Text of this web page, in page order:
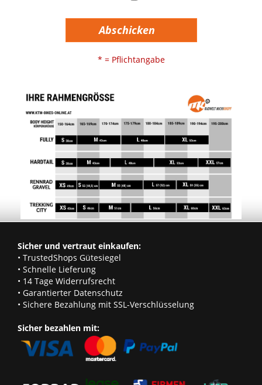
Abschicken
* = Pflichtangabe
Sicher und vertraut einkaufen:
• TrustedShops Gütesiegel
• Schnelle Lieferung
• 14 Tage Widerrufsrecht
• Garantierter Datenschutz
• Sichere Bezahlung mit SSL-Verschlüsselung
Sicher bezahlen mit: